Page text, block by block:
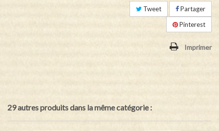
Tweet
Partager
Pinterest
Imprimer
29 autres produits dans la même catégorie :